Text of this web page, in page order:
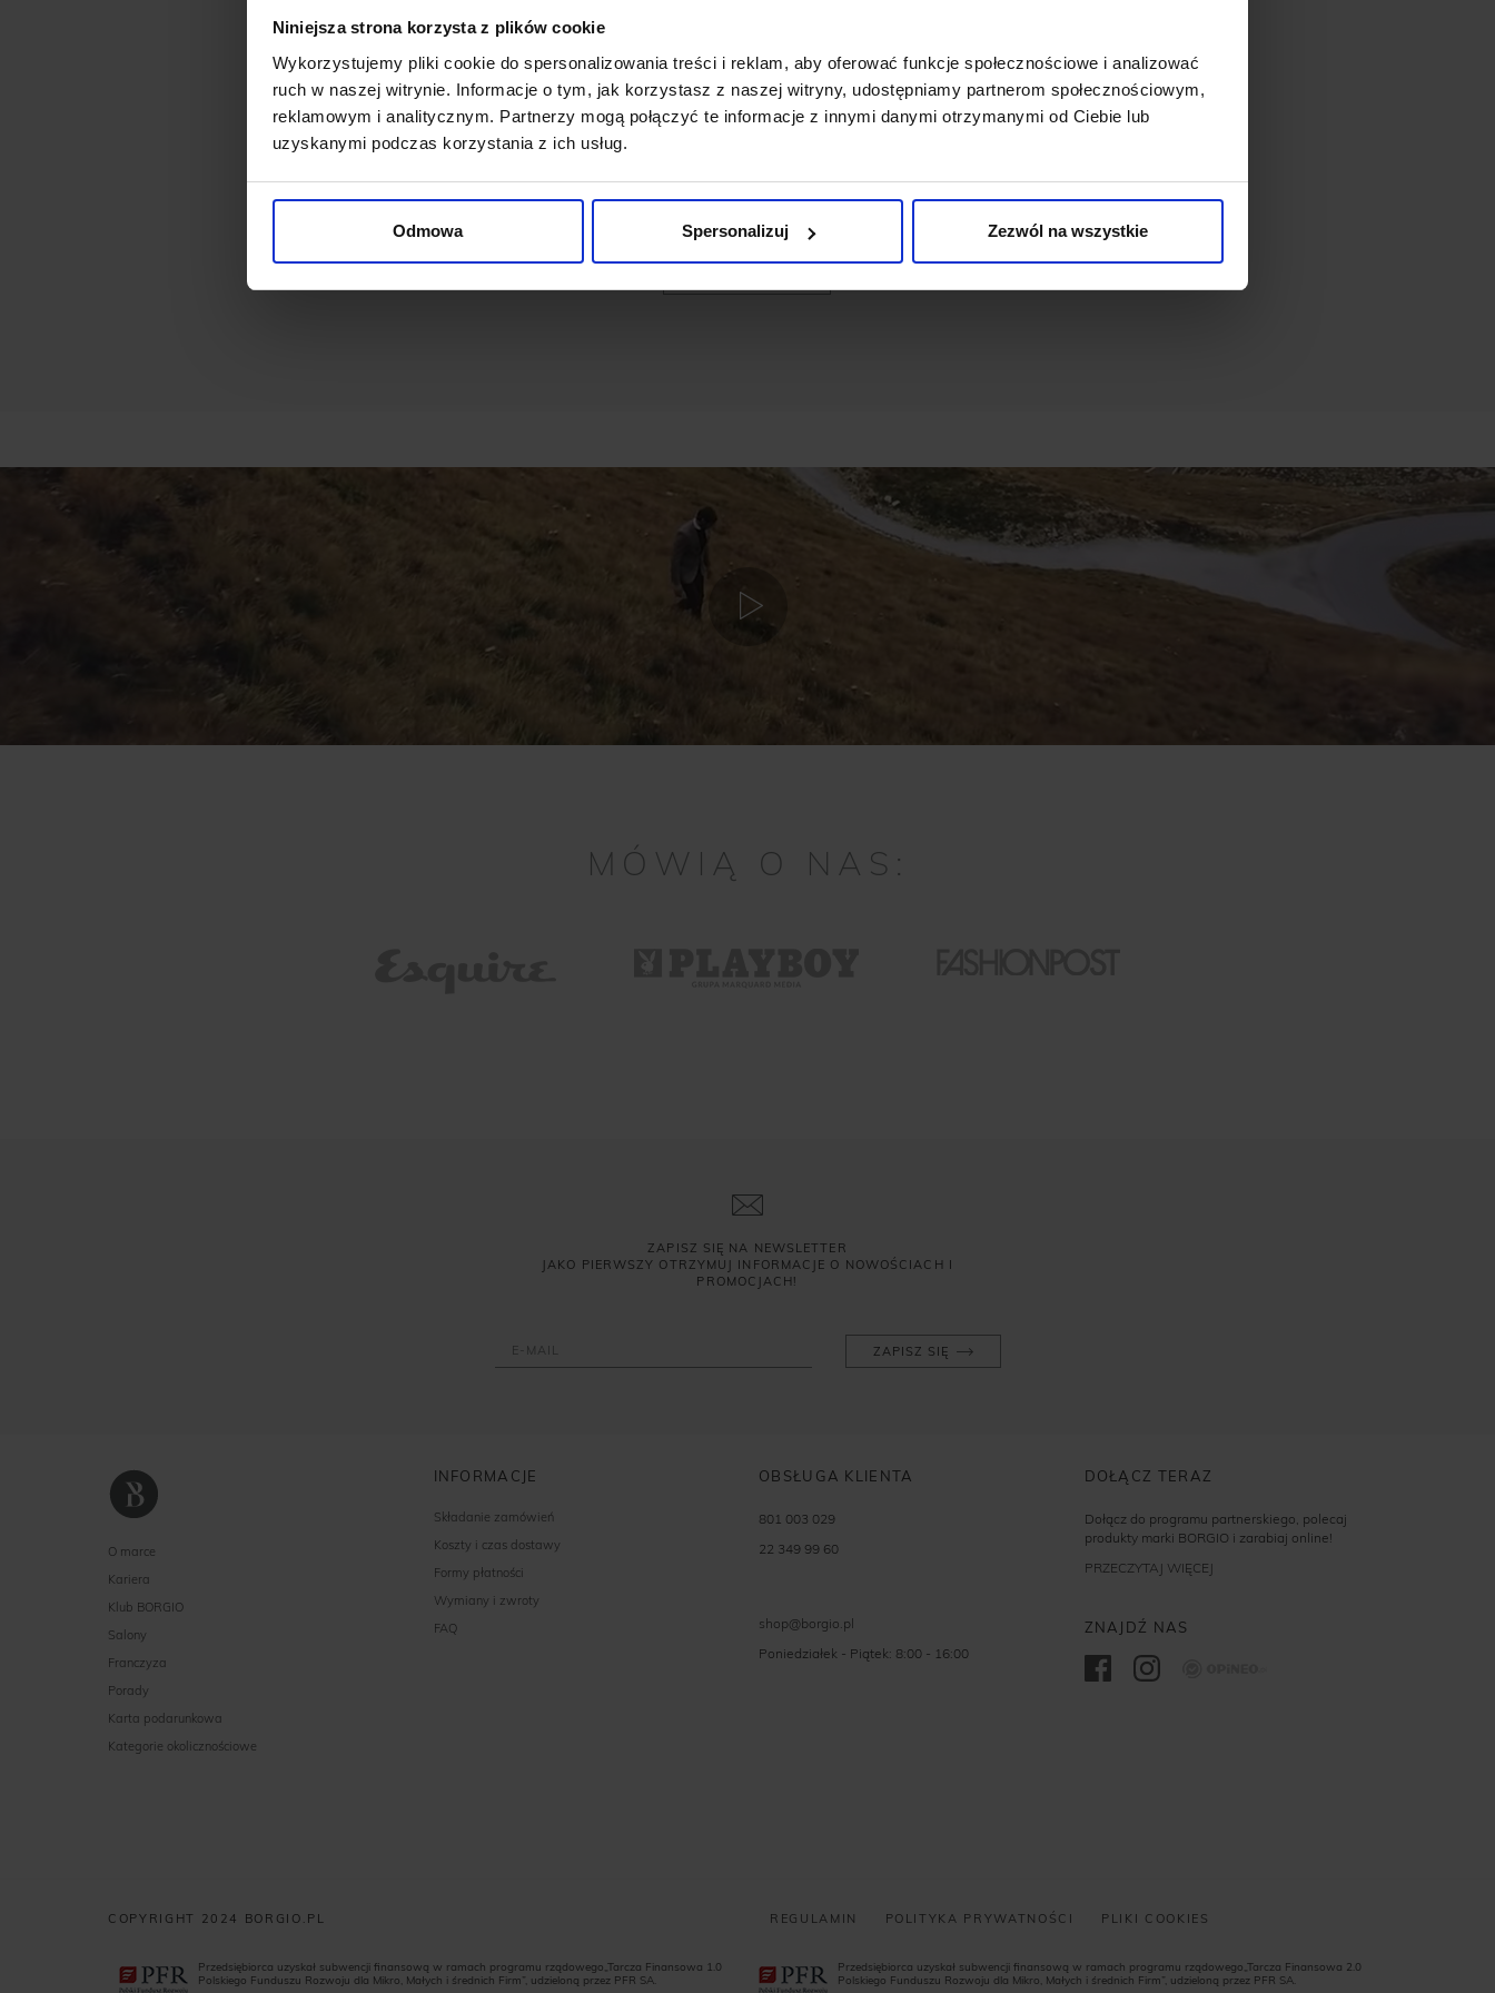
Niniejsza strona korzysta z plików cookie
Wykorzystujemy pliki cookie do spersonalizowania treści i reklam, aby oferować funkcje społecznościowe i analizować
ruch w naszej witrynie. Informacje o tym, jak korzystasz z naszej witryny, udostępniamy partnerom społecznościowym,
reklamowym i analitycznym. Partnerzy mogą połączyć te informacje z innymi danymi otrzymanymi od Ciebie lub
uzyskanymi podczas korzystania z ich usług.
Odmowa Spersonalizuj Zezwól na wszystkie
OPINIE O PRODUKCIE: KRAWAT
CLASSICO KCW3 GRANATOWY
Weryfikacja pochodzenia opinii nie jest dokonywana.
Ten produkt nie ma jeszcze opinii, dodaj opinię, bądź
pierwszy!
MÓWIĄ O NAS:
ZAPISZ SIĘ NA NEWSLETTER
JAKO PIERWSZY OTRZYMUJ INFORMACJE O NOWOŚCIACH I
PROMOCJACH!
ZAPISZ SIĘ
O marce
Kariera
Klub BORGIO
Salony
Franczyza
Porady
Karta podarunkowa
Kategorie okolicznościowe
INFORMACJE
Składanie zamówień
Koszty i czas dostawy
Formy płatności
Wymiany i zwroty
FAQ
OBSŁUGA KLIENTA
801 003 029
22 349 99 60
shop@borgio.pl
Poniedziałek - Piątek: 8:00 - 16:00
DOŁĄCZ TERAZ
Dołącz do programu partnerskiego, polecaj
produkty marki BORGIO i zarabiaj online!
PRZECZYTAJ WIĘCEJ
ZNAJDŹ NAS
COPYRIGHT 2024 BORGIO.PL REGULAMIN POLITYKA PRYWATNOŚCI PLIKI COOKIES
Przedsiębiorca uzyskał subwencji finansową w ramach programu rządowego„Tarcza Finansowa 1.0
Polskiego Funduszu Rozwoju dla Mikro, Małych i średnich Firm”, udzieloną przez PFR SA.
Przedsiębiorca uzyskał subwencji finansową w ramach programu rządowego„Tarcza Finansowa 2.0
Polskiego Funduszu Rozwoju dla Mikro, Małych i średnich Firm”, udzieloną przez PFR SA.